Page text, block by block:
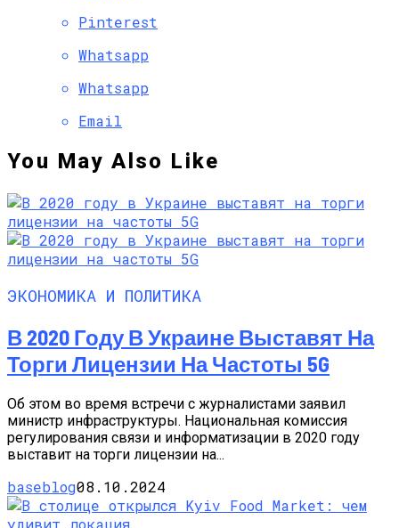
Pinterest
Whatsapp
Whatsapp
Email
You May Also Like
ЭКОНОМИКА И ПОЛИТИКА
В 2020 Году В Украине Выставят На
Торги Лицензии На Частоты 5G
Об этом во время встречи с журналистами заявил
министр инфраструктуры. Национальная комиссия
регулирования связи и информатизации в 2020 году
выставит на торги лицензии на...
baseblog08.10.2024